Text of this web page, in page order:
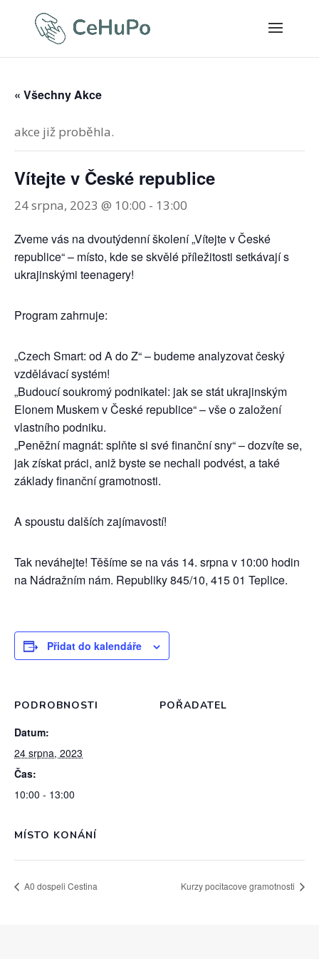
« Všechny Akce
akce již proběhla.
Vítejte v České republice
24 srpna, 2023 @ 10:00 - 13:00
Zveme vás na dvoutýdenní školení „Vítejte v České
republice“ – místo, kde se skvělé příležitosti setkávají s
ukrajinskými teenagery!
Program zahrnuje:
„Czech Smart: od A do Z“ – budeme analyzovat český
vzdělávací systém!
„Budoucí soukromý podnikatel: jak se stát ukrajinským
Elonem Muskem v České republice“ – vše o založení
vlastního podniku.
„Peněžní magnát: splňte si své finanční sny“ – dozvíte se,
jak získat práci, aniž byste se nechali podvést, a také
základy finanční gramotnosti.
A spoustu dalších zajímavostí!
Tak neváhejte! Těšíme se na vás 14. srpna v 10:00 hodin
na Nádražním nám. Republiky 845/10, 415 01 Teplice.
Přidat do kalendáře
PODROBNOSTI
Datum:
24 srpna, 2023
Čas:
10:00 - 13:00
POŘADATEL
MÍSTO KONÁNÍ
A0 dospeli Cestina Kurzy pocitacove gramotnosti